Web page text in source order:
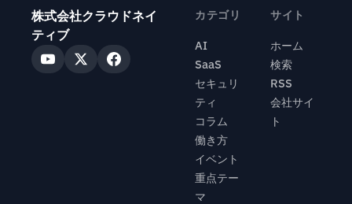
株式会社クラウドネイ
ティブ
カテゴリ
AI
SaaS
セキュリ
ティ
コラム
働き方
イベント
重点テー
マ
サイト
ホーム
検索
RSS
会社サイ
ト